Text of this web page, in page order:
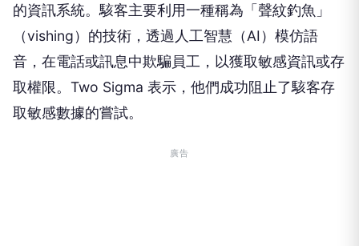
的資訊系統。駭客主要利用一種稱為「聲紋釣魚」
（vishing）的技術，透過人工智慧（AI）模仿語
音，在電話或訊息中欺騙員工，以獲取敏感資訊或存
取權限。Two Sigma 表示，他們成功阻止了駭客存
取敏感數據的嘗試。
廣告